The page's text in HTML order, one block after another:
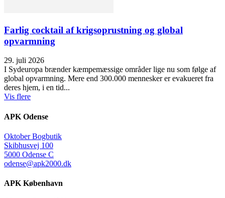
Farlig cocktail af krigsoprustning og global
opvarmning
29. juli 2026
I Sydeuropa brænder kæmpemæssige områder lige nu som følge af
global opvarmning. Mere end 300.000 mennesker er evakueret fra
deres hjem, i en tid...
Vis flere
APK Odense
Oktober Bogbutik
Skibhusvej 100
5000 Odense C
odense@apk2000.dk
APK København